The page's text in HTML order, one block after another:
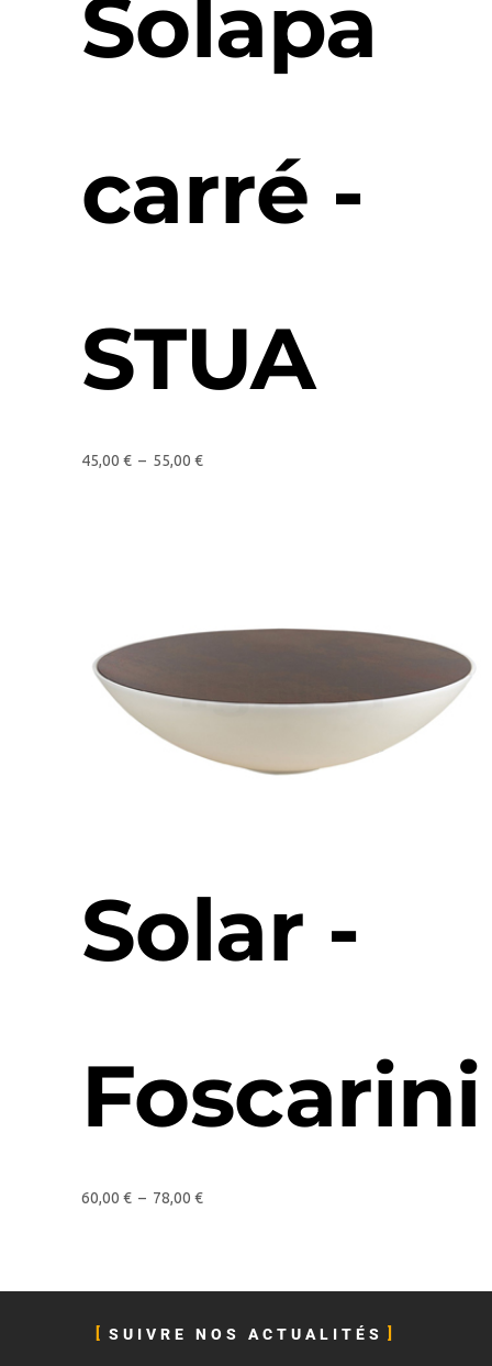
Solapa
carré -
STUA
45,00 € – 55,00 €
Solar -
Foscarini
60,00 € – 78,00 €
SUIVRE NOS ACTUALITÉS